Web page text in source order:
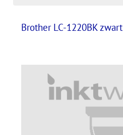
Brother LC-1220BK zwart